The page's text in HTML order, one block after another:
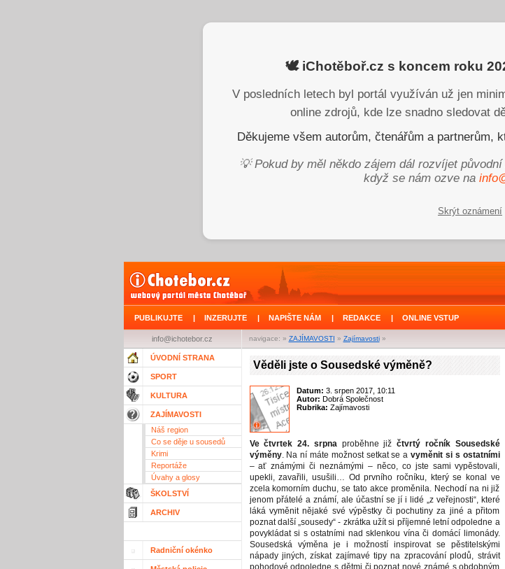
🕊️ iChotěboř.cz s koncem roku
V posledních letech byl portál využíván už jen
online zdrojů, kde lze snadno sledovat
Děkujeme všem autorům, čtenářům a partnerům,
💡 Pokud by měl někdo zájem dál rozvíjet
když se nám ozve na
Skrýt oznámení
PUBLIKUJTE | INZERUJTE | NAPIŠTE NÁM | REDAKCE | ONLINE VSTUP
navigace: » ZAJÍMAVOSTI » Zajímavosti»
info@ichotebor.cz
ÚVODNÍ STRANA
SPORT
KULTURA
ZAJÍMAVOSTI
Náš region
Co se děje u sousedů
Krimi
Reportáže
Úvahy a glosy
ŠKOLSTVÍ
ARCHIV
Radniční okénko
Věděli jste o Sousedské výměně?
Datum: 3. srpen 2017, 10:11
Autor: Dobrá Společnost
Rubrika: Zajímavosti
Ve čtvrtek 24. srpnaproběhne již čtvrtý ročník Sousedské
výměny. Na ní máte možnost setkat se avyměnit si s ostatními
– ať známými či neznámými – něco, co jste sami vypěstovali,
upekli, zavařili, usušili… Od prvního ročníku, který se konal ve
zcela komorním duchu, se tato akce proměnila. Nechodí na ni již
jenom přátelé a známí, ale účastní se jí i lidé „z veřejnosti“, které
láká vyměnit nějaké své výpěstky či pochutiny za jiné a přitom
poznat další „sousedy“ - zkrátka užít si příjemné letní odpoledne a
povykládat si s ostatními nad sklenkou vína či domácí limonády.
Sousedská výměna je i možností inspirovat se pěstitelskými
nápady jiných, získat zajímavé tipy na zpracování plodů, strávit
pohodové odpoledne s dětmi či poznat nové známé s obdobným